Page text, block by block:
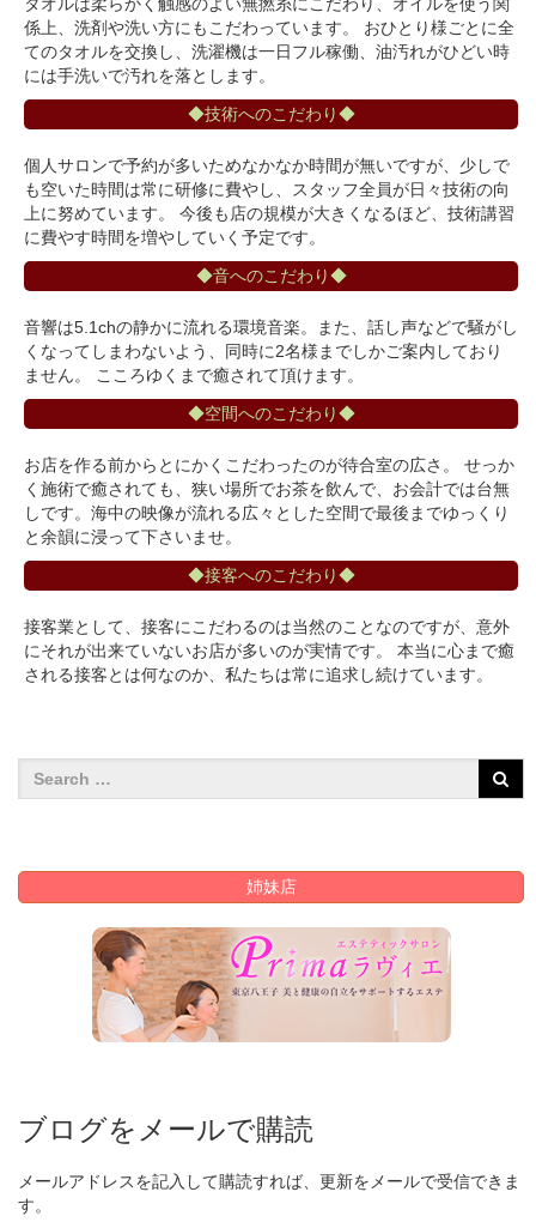
係上、洗剤や洗い方にもこだわっています。 おひとり様ごとに全
てのタオルを交換し、洗濯機は一日フル稼働、油汚れがひどい時
には手洗いで汚れを落とします。
◆技術へのこだわり◆
個人サロンで予約が多いためなかなか時間が無いですが、少しで
も空いた時間は常に研修に費やし、スタッフ全員が日々技術の向
上に努めています。 今後も店の規模が大きくなるほど、技術講習
に費やす時間を増やしていく予定です。
◆音へのこだわり◆
音響は5.1chの静かに流れる環境音楽。また、話し声などで騒がし
くなってしまわないよう、同時に2名様までしかご案内しており
ません。 こころゆくまで癒されて頂けます。
◆空間へのこだわり◆
お店を作る前からとにかくこだわったのが待合室の広さ。 せっか
く施術で癒されても、狭い場所でお茶を飲んで、お会計では台無
しです。海中の映像が流れる広々とした空間で最後までゆっくり
と余韻に浸って下さいませ。
◆接客へのこだわり◆
接客業として、接客にこだわるのは当然のことなのですが、意外
にそれが出来ていないお店が多いのが実情です。 本当に心まで癒
される接客とは何なのか、私たちは常に追求し続けています。
姉妹店
ブログをメールで購読
メールアドレスを記入して購読すれば、更新をメールで受信できま
す。